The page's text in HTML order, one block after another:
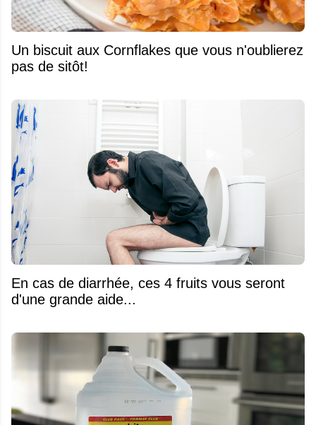
Un biscuit aux Cornflakes que vous n'oublierez
pas de sitôt!
En cas de diarrhée, ces 4 fruits vous seront
d'une grande aide...